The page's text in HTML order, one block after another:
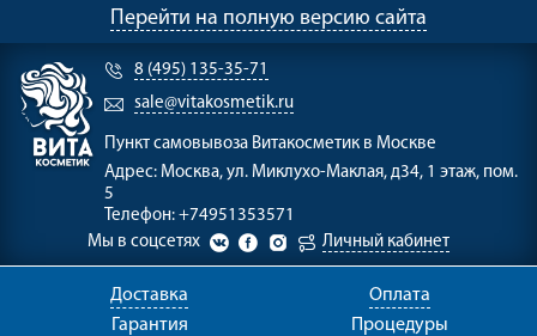
Перейти на полную версию сайта
8 (495) 135-35-71
sale@vitakosmetik.ru
Пункт самовывоза Витакосметик в Москве
Адрес: Москва, ул. Миклухо-Маклая, д34, 1 этаж, пом.
5
Телефон: +74951353571
Мы в соцсетях
Личный кабинет
Доставка
Оплата
Гарантия
Процедуры